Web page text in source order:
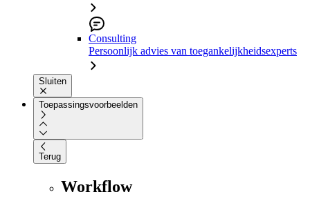
Consulting
Persoonlijk advies van toegankelijkheidsexperts
Sluiten
Toepassingsvoorbeelden
Terug
Workflow